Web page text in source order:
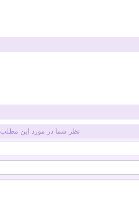
نظر شما در مورد این مطلب